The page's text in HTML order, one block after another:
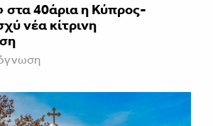
στα 40άρια η Κύπρος-
νέα κίτρινη